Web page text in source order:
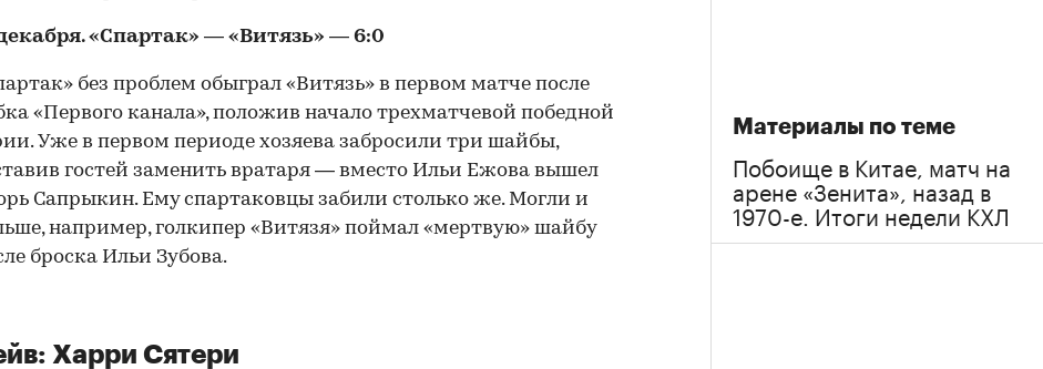
«Спартак» — «Витязь» — 6:0
без проблем обыграл «Витязь» в первом матче после
«Первого канала», положив начало трехматчевой победной
Уже в первом периоде хозяева забросили три шайбы,
гостей заменить вратаря — вместо Ильи Ежова вышел
Сапрыкин. Ему спартаковцы забили столько же. Могли и
например, голкипер «Витязя» поймал «мертвую» шайбу
броска Ильи Зубова.
Харри Сятери
Материалы по теме
Побоище в Китае, матч на
арене «Зенита», назад в
1970-е. Итоги недели КХЛ